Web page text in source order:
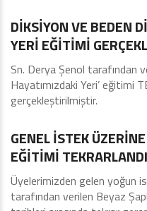
DİKSİYON VE BEDEN
YERİ EĞİTİMİ
Sn. Derya Şenol tarafından
Hayatımızdaki Yeri’ eğitimi
gerçekleştirilmiştir.
Ankara
GENEL İSTEK
EĞİTİMİ TEKRARLANDI
Üyelerimizden gelen yoğun
tarafından verilen Beyaz